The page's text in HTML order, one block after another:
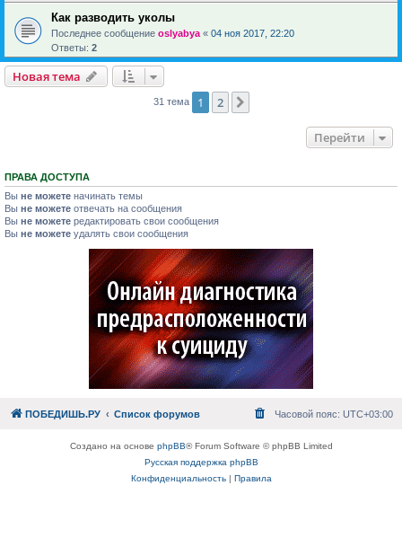
Как разводить уколы
Последнее сообщение oslyabya « 04 ноя 2017, 22:20
Ответы: 2
Новая тема
31 тема 1 2
Перейти
ПРАВА ДОСТУПА
Вы не можете начинать темы
Вы не можете отвечать на сообщения
Вы не можете редактировать свои сообщения
Вы не можете удалять свои сообщения
ПОБЕДИШЬ.РУ Список форумов Часовой пояс: UTC+03:00
Создано на основе phpBB® Forum Software © phpBB Limited
Русская поддержка phpBB
Конфиденциальность| Правила